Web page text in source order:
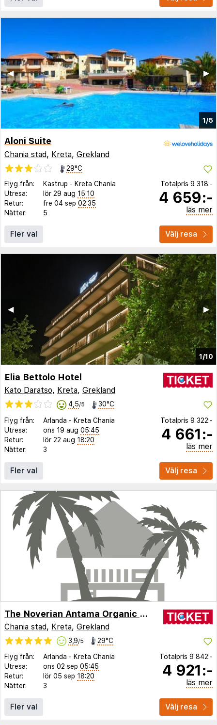
1/5
▶︎
◀︎
Aloni Suite
Chania stad, Kreta, Grekland
29°C
Flyg från:
Kastrup - Kreta Chania
Utresa:
lör 29 aug 15:10
Retur:
fre 04 sep 02:35
Nätter:
5
Totalpris 9 318:-
4 659:-
läs mer
Fler val Välj resa
1/10
▶︎
◀︎
Elia Bettolo Hotel
Kato Daratso, Kreta, Grekland
4,5/5 30°C
Flyg från: Arlanda - Kreta Chania
Utresa:
ons 19 aug 05:45
Retur:
lör 22 aug 18:20
Nätter:
3
Totalpris 9 322:-
4 661:-
läs mer
Fler val Välj resa
The Noverian Antama Organic Beach Resort Chania with Outdoor Heated Pool
Chania stad, Kreta, Grekland
3,9/5 29°C
Flyg från: Arlanda - Kreta Chania
Utresa:
ons 02 sep 05:45
Retur:
lör 05 sep 18:20
Nätter:
3
Totalpris 9 842:-
4 921:-
läs mer
Fler val Välj resa